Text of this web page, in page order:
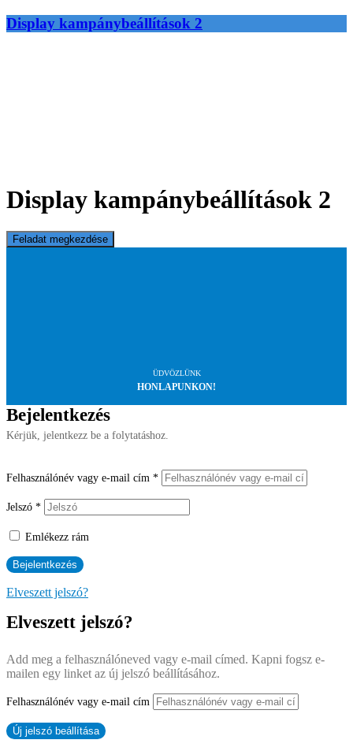
Display kampánybeállítások 2
Display kampánybeállítások 2
ÜDVÖZLÜNK
HONLAPUNKON!
Bejelentkezés
Kérjük, jelentkezz be a folytatáshoz.
Felhasználónév vagy e-mail cím *
Jelszó *
Emlékezz rám
Elveszett jelszó?
Elveszett jelszó?
Add meg a felhasználóneved vagy e-mail címed. Kapni fogsz e-
mailen egy linket az új jelszó beállításához.
Felhasználónév vagy e-mail cím